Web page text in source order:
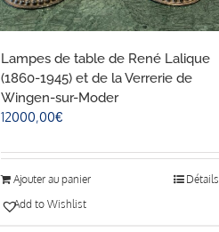
Lampes de table de René Lalique
(1860-1945) et de la Verrerie de
Wingen-sur-Moder
12000,00€
Ajouter au panier
Détails
Add to Wishlist